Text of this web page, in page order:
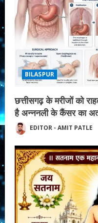
BILASPUR
छत्तीसगढ़ के मरीजों को
है अन्ननली के कैंसर का
EDITOR - AMIT PATLE